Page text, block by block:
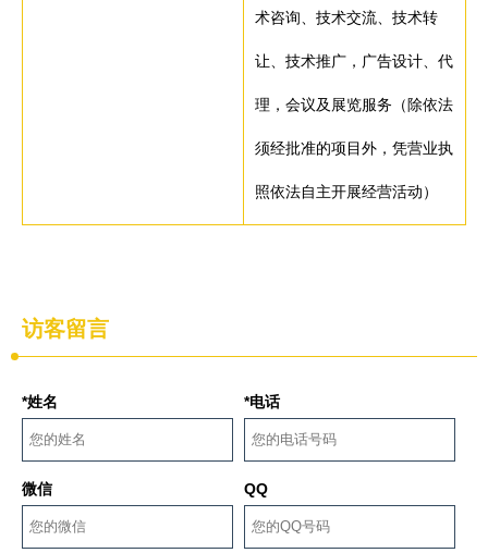
术咨询、技术交流、技术转
让、技术推广，广告设计、代
理，会议及展览服务（除依法
须经批准的项目外，凭营业执
照依法自主开展经营活动）
访客留言
*姓名 *电话
微信 QQ